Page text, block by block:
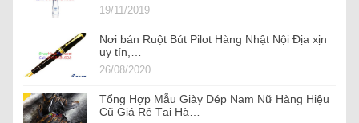
19/11/2019
Nơi bán Ruột Bút Pilot Hàng Nhật Nội Địa xịn
uy tín,…
26/08/2020
Tổng Hợp Mẫu Giày Dép Nam Nữ Hàng Hiệu
Cũ Giá Rẻ Tại Hà…